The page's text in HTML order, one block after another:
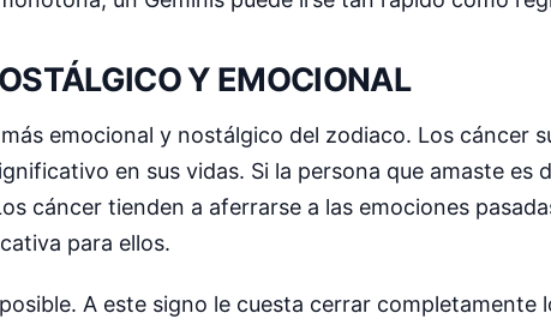
Y EMOCIONAL
emocional y nostálgico del zodiaco. Los cáncer
en sus vidas. Si la persona que amaste es
cáncer tienden a aferrarse a las emociones
para ellos.
A este signo le cuesta cerrar completamente